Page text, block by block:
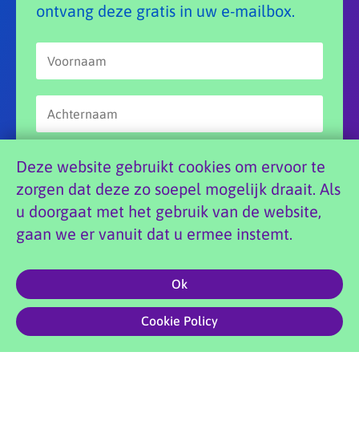
ontvang deze gratis in uw e-mailbox.
Aanmelden
Copyright 2026 Doenya’s Danswereld |Privacyvoorwaarden|
Website foto’s: Marian Shutte | Site byCreative Compound
Deze website gebruikt cookies om ervoor te
zorgen dat deze zo soepel mogelijk draait. Als
u doorgaat met het gebruik van de website,
gaan we er vanuit dat u ermee instemt.
Ok
Cookie Policy